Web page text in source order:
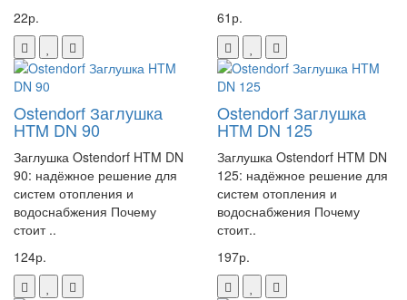
22р.
61р.
Ostendorf Заглушка
HTM DN 90
Заглушка Ostendorf HTM DN
90: надёжное решение для
систем отопления и
водоснабжения Почему
стоит ..
124р.
Ostendorf Заглушка
HTM DN 125
Заглушка Ostendorf HTM DN
125: надёжное решение для
систем отопления и
водоснабжения Почему
стоит..
197р.